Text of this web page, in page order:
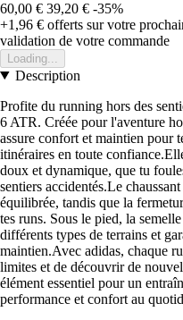
60,00 € 39,20 € -35%
+1,96 € offerts sur votre
validation de votre commande
Loading...
Description
Profite du running hors des
6 ATR. Créée pour l'aventure
assure confort et maintien pour
itinéraires en toute
doux et dynamique, que tu
sentiers accidentés.Le
équilibrée, tandis que la
tes runs. Sous le pied, la
différents types de terrains et
maintien.Avec adidas, chaque
limites et de découvrir de
élément essentiel pour un
performance et confort au